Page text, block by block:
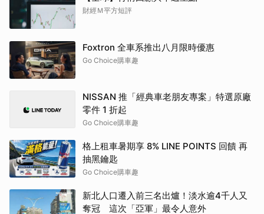
財經Ｍ平方短評
Foxtron 全車系推出八月限時優惠
Go Choice購車趣
NISSAN 推「經典車老朋友專案」特選原廠
零件 1 折起
Go Choice購車趣
格上租車暑期享 8% LINE POINTS 回饋 再
抽黑鑰匙
Go Choice購車趣
新北人口遷入前三名出爐！淡水逾4千人又
奪冠 這次「亞軍」最令人意外